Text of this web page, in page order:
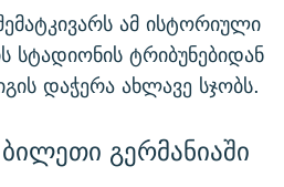
ამ ისტორიული
სტადიონის ტრიბუნებიდან
დაჭერა ახლავე სჯობს.
გერმანიაში